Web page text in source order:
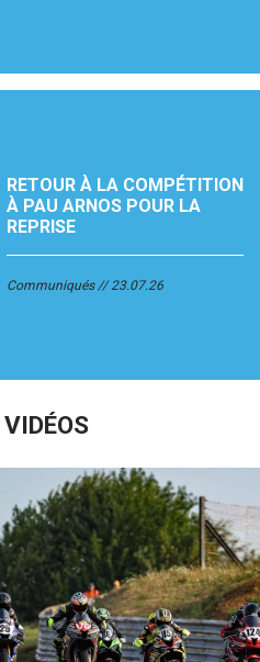
RETOUR À LA COMPÉTITION
À PAU ARNOS POUR LA
REPRISE
Communiqués 23.07.26